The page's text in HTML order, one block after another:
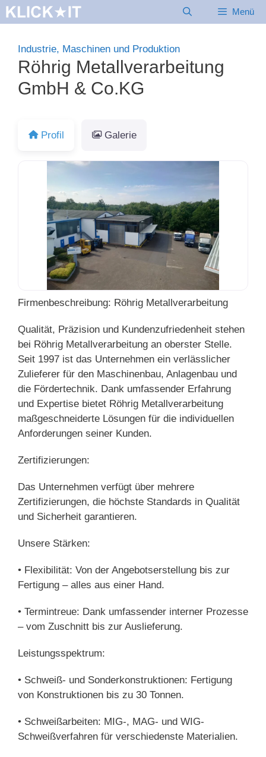
Zum
Inhalt
Menü
Industrie, Maschinen und Produktion
Röhrig Metallverarbeitung
GmbH & Co.KG
Profil Galerie
Firmenbeschreibung: Röhrig Metallverarbeitung
Qualität, Präzision und Kundenzufriedenheit stehen
bei Röhrig Metallverarbeitung an oberster Stelle.
Seit 1997 ist das Unternehmen ein verlässlicher
Zulieferer für den Maschinenbau, Anlagenbau und
die Fördertechnik. Dank umfassender Erfahrung
und Expertise bietet Röhrig Metallverarbeitung
maßgeschneiderte Lösungen für die individuellen
Anforderungen seiner Kunden.
Zertifizierungen:
Das Unternehmen verfügt über mehrere
Zertifizierungen, die höchste Standards in Qualität
und Sicherheit garantieren.
Unsere Stärken:
• Flexibilität: Von der Angebotserstellung bis zur
Fertigung – alles aus einer Hand.
• Termintreue: Dank umfassender interner Prozesse
– vom Zuschnitt bis zur Auslieferung.
Leistungsspektrum:
• Schweiß- und Sonderkonstruktionen: Fertigung
von Konstruktionen bis zu 30 Tonnen.
• Schweißarbeiten: MIG-, MAG- und WIG-
Schweißverfahren für verschiedenste Materialien.